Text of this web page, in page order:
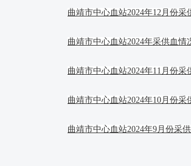
曲靖市中心血站2024年12月份采
曲靖市中心血站2024年采供血情
曲靖市中心血站2024年11月份采
曲靖市中心血站2024年10月份采
曲靖市中心血站2024年9月份采